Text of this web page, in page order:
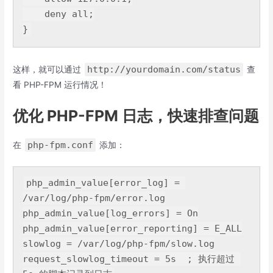
deny all;
这样，就可以通过 http://yourdomain.com/status
查
看 PHP-FPM 运行情况！
优化 PHP-FPM 日志，快速排查问题
在 php-fpm.conf 添加：
php_admin_value[error_log]
=
php_admin_value[log_errors]
= On
php_admin_value[error_reporting]
slowlog
request_slowlog_timeout = 5